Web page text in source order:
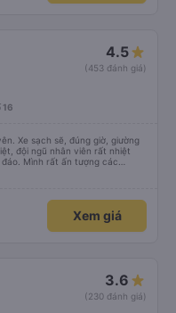
4.5
(453 đánh giá)
16
Xe sạch sẽ, đúng giờ, giường
đội ngũ nhân viên rất nhiệt
Mình rất ấn tượng các
Mọi người rất thân thiện, đón
sẽ tiếp tục lựa chọn nhà xe
ơn nhà xe và đội ngũ nhân
Xem giá
3.6
(230 đánh giá)